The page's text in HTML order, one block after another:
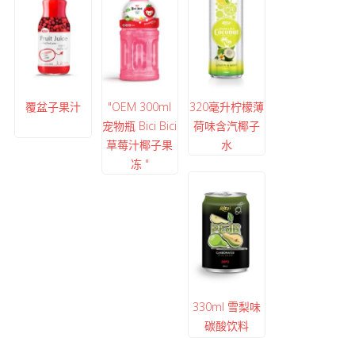
覆盆子果汁
"OEM 300ml
宠物瓶 Bici Bici
草莓汁椰子果
冻 "
320毫升柠檬薄
荷味含汽椰子
水
330ml 雪梨味
碳酸饮料